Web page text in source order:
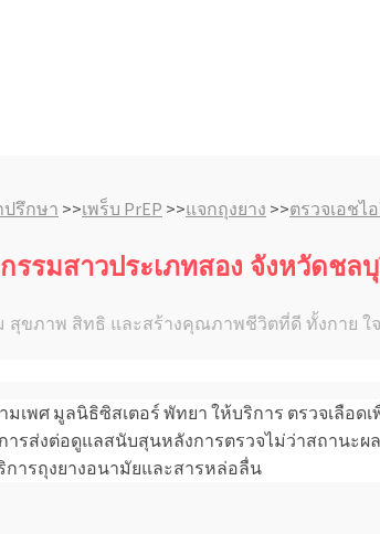
รึกษา >>เพร็บ PrEP >>แจกถุงยาง >>ตรวจเอชไ
รมสาวประเภทสอง จังหวัดชลบุ
สุขภาพ สิทธิ และสร้างคุณภาพชีวิตที่ดี ทั้งกาย ใจ
พศ มูลนิธิซิสเตอร์ พัทยา ให้บริการ ตรวจเลือด
รส่งต่อดูแลสนับสุนหลังการตรวจไม่ว่าสถานะผ
ารถุงยางอนามัยและสารหล่อลื่น